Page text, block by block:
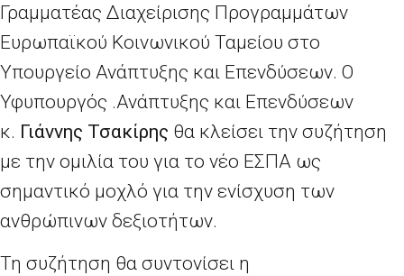
Γραμματέας Διαχείρισης Προγραμμάτων
Ευρωπαϊκού Κοινωνικού Ταμείου στο
Υπουργείο Ανάπτυξης και Επενδύσεων. Ο
Υφυπουργός .Ανάπτυξης και Επενδύσεων
κ. Γιάννης Τσακίρης θα κλείσει την συζήτηση
με την ομιλία του για το νέο ΕΣΠΑ ως
σημαντικό μοχλό για την ενίσχυση των
ανθρώπινων δεξιοτήτων.
Τη συζήτηση θα συντονίσει η